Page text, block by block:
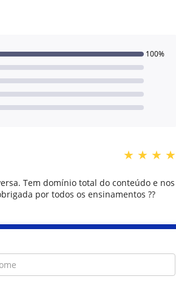
100%
★ ★ ★ ★
Tem domínio total do conteúdo e nos
por todos os ensinamentos ??